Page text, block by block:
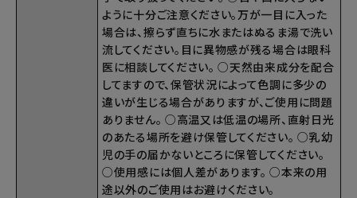
ように十分ご注意ください。万が一目に入った
場合は、擦らず直ちに水またはぬるま湯で洗い
流してください。目に異物感が残る場合は眼科
医に相談してください。 ○天然由来成分を配合
してますので、保管状況によって色調に多少の
違いが生じる場合がありますが、ご使用に問題
ありません。 ○高温又は低温の場所、直射日光
のあたる場所を避け保管してください。 ○乳幼
児の手の届かないところに保管してください。
○使用感には個人差があります。 ○本来の用
途以外のご使用はお避けください。